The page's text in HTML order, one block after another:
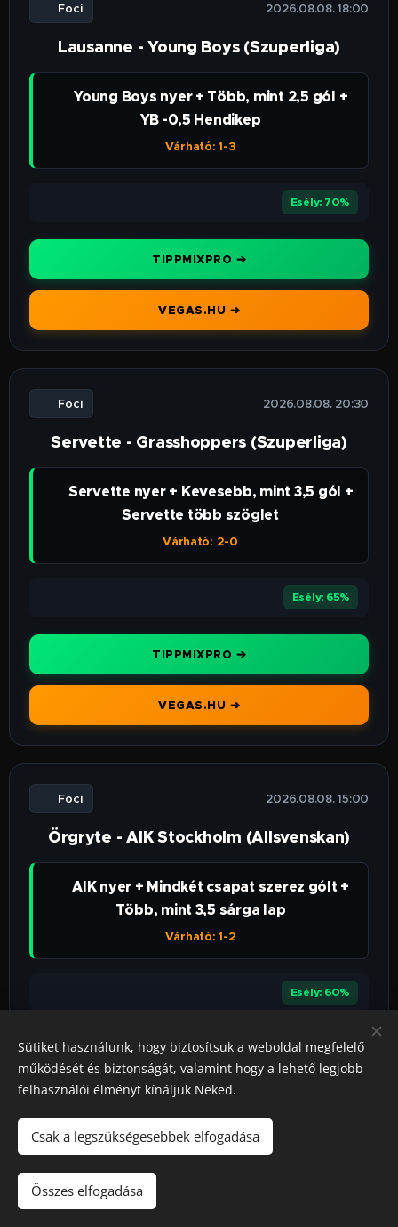
⚽ Foci 🕒 2026.08.08. 18:00
Lausanne - Young Boys (Szuperliga)
👉 Young Boys nyer + Több, mint 2,5 gól +
YB -0,5 Hendikep
Várható: 1-3
Esély: 70%
TIPPMIXPRO ➔
VEGAS.HU ➔
⚽ Foci 🕒 2026.08.08. 20:30
Servette - Grasshoppers (Szuperliga)
👉 Servette nyer + Kevesebb, mint 3,5 gól +
Servette több szöglet
Várható: 2-0
Esély: 65%
TIPPMIXPRO ➔
VEGAS.HU ➔
⚽ Foci 🕒 2026.08.08. 15:00
Örgryte - AIK Stockholm (Allsvenskan)
👉 AIK nyer + Mindkét csapat szerez gólt +
Több, mint 3,5 sárga lap
Várható: 1-2
Esély: 60%
TIPPMIXPRO ➔
VEGAS.HU ➔
⚽ Foci
Sütiket használunk, hogy biztosítsuk a weboldal megfelelő
működését és biztonságát, valamint hogy a lehető legjobb
felhasználói élményt kínáljuk Neked.
Csak a legszükségesebbek elfogadása
Összes elfogadása